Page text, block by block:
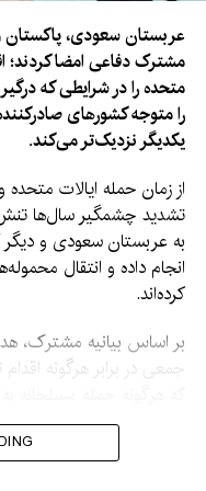
عربستان سعودی، پاکستان
مشترک دفاعی امضا کردند؛
متحده را در شرایطی که
را متوجه کشورهای
یکدیگر نزدیک‌تر می‌کند.
تشدید چشمگیر سال‌ها تنش
به عربستان سعودی و
انجام داده و انتقال
کرده‌اند.
بر اساس بیانیه مشترک،
جمعی در برابر هرگونه اقدام
تلقی خواهد شد.
در حالی که در بیانیه